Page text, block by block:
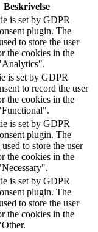
Beskrivelse
is set by GDPR
plugin. The
to store the user
the cookies in the
is set by GDPR
to record the user
the cookies in the
is set by GDPR
plugin. The
to store the user
the cookies in the
is set by GDPR
plugin. The
to store the user
the cookies in the